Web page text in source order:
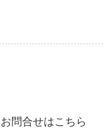
お問合せはこちら